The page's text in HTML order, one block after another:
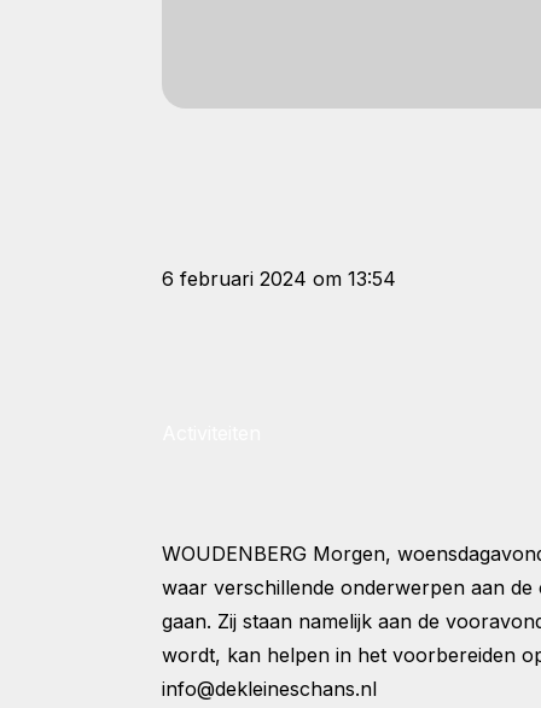
6 februari 2024 om 13:54
WOUDENBERG Morgen,
waar verschillende onderwerpen aan
gaan. Zij staan namelijk aan de
wordt, kan helpen in het voorbereiden
info@dekleineschans.nl